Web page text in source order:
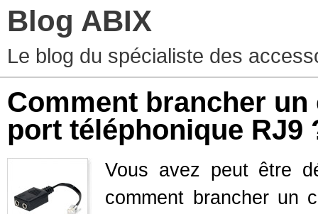
Blog ABIX
Le blog du spécialiste des
Comment brancher
port téléphonique RJ9
Vous avez peut être
comment brancher un